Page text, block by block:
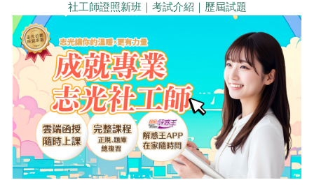
社工師證照新班｜考試介紹｜歷屆試題